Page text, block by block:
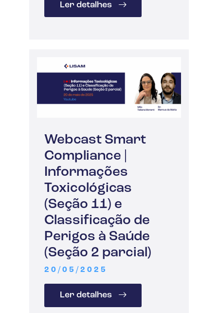
Ler detalhes
Webcast Smart
Compliance |
Informações
Toxicológicas
(Seção 11) e
Classificação de
Perigos à Saúde
(Seção 2 parcial)
20/05/2025
Ler detalhes